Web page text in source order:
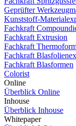
Geprüfter
Kunststoff-
Fachkraft
Fachkraft Extrusion
Fachkraft
Fachkraft
Fachkraft Blasformen
Colorist
Online
Überblick Online
Inhouse
Überblick Inhouse
Whitepaper